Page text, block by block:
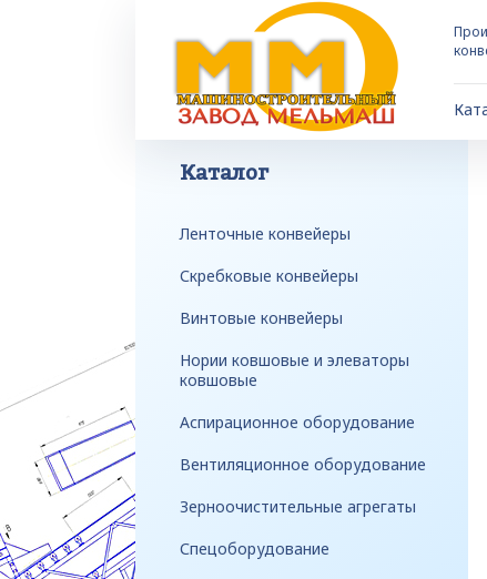
Каталог
Ленточные конвейеры
Скребковые конвейеры
Винтовые конвейеры
Нории ковшовые и элеваторы
ковшовые
Аспирационное оборудование
Вентиляционное оборудование
Зерноочистительные агрегаты
Спецоборудование